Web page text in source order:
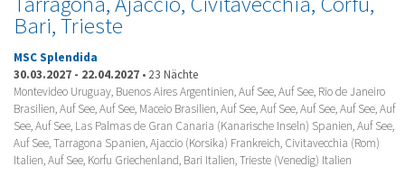
Bari, Trieste
MSC Splendida
30.03.2027 - 22.04.2027 • 23 Nächte
Montevideo Uruguay, Buenos Aires Argentinien, Auf See, Auf See, Rio de Janeiro
Brasilien, Auf See, Auf See, Maceio Brasilien, Auf See, Auf See, Auf See, Auf See, Auf
See, Auf See, Las Palmas de Gran Canaria (Kanarische Inseln) Spanien, Auf See,
Auf See, Tarragona Spanien, Ajaccio (Korsika) Frankreich, Civitavecchia (Rom)
Italien, Auf See, Korfu Griechenland, Bari Italien, Trieste (Venedig) Italien